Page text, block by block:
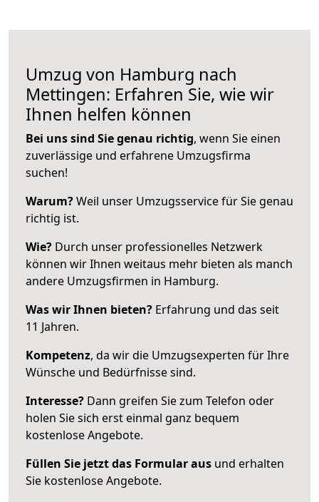
Umzug von Hamburg nach
Mettingen: Erfahren Sie, wie wir
Ihnen helfen können
Bei uns sind Sie genau richtig, wenn Sie einen
zuverlässige und erfahrene Umzugsfirma
suchen!
Warum?Weil unser Umzugsservice für Sie genau
richtig ist.
Wie? Durch unser professionelles Netzwerk
können wir Ihnen weitaus mehr bieten als manch
andere Umzugsfirmen in Hamburg.
Was wir Ihnen bieten? Erfahrung und das seit
11 Jahren.
Kompetenz, da wir die Umzugsexperten für Ihre
Wünsche und Bedürfnisse sind.
Interesse? Dann greifen Sie zum Telefon oder
holen Sie sich erst einmal ganz bequem
kostenlose Angebote.
Füllen Sie jetzt das Formular aus und erhalten
Sie kostenlose Angebote.